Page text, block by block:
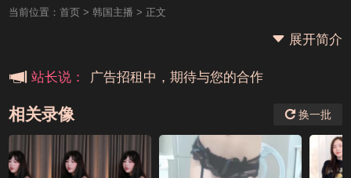
当前位置： 首页> 韩国主播 > 正文
展开简介
站长说： 广告招租中，期待与您的合作
相关录像 换一批